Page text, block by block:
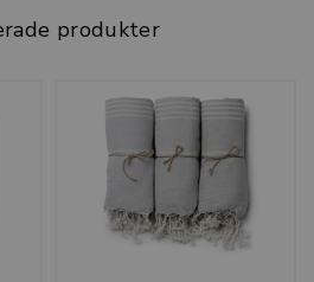
produkter